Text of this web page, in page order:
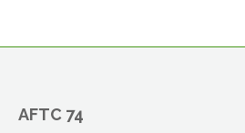
AFTC 74